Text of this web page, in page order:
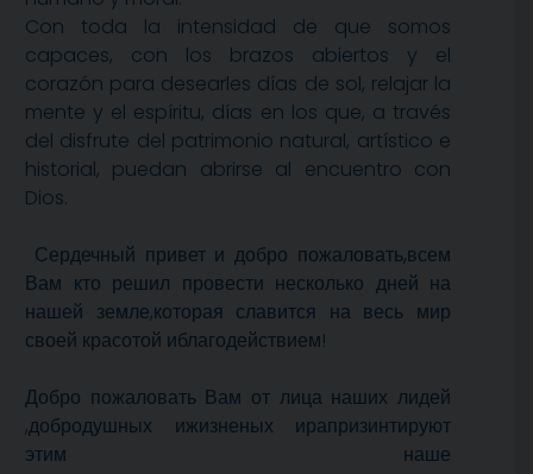
Con toda la intensidad de que somos
capaces, con los brazos abiertos y el
corazón para desearles días de sol, relajar la
mente y el espíritu, días en los que, a través
del disfrute del patrimonio natural, artístico e
historial, puedan abrirse al encuentro con
Dios.
Сердечный привет и добро пожаловать,всем
Вам кто решил провести несколько дней на
нашей земле,которая славится на весь мир
своей красотой иблагодействием!
Добро пожаловать Вам от лица наших лидей
,добродушных ижизненых ирапризинтируют
этим наше